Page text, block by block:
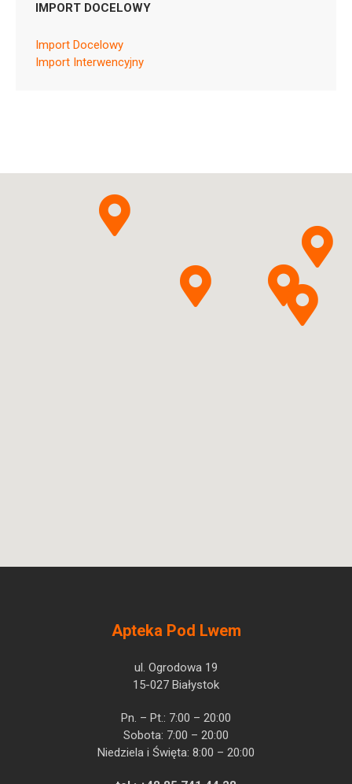
(Poland) Sp. z o.o.
IMPORT DOCELOWY
Import Docelowy
Import Interwencyjny
Apteka Pod Lwem
ul. Ogrodowa 19
15-027 Białystok
Pn. – Pt.: 7:00 – 20:00
Sobota: 7:00 – 20:00
Niedziela i Święta: 8:00 – 20:00